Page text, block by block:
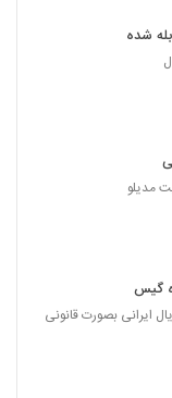
شده
مدیلو
گیس
ایرانی بصورت قانونی